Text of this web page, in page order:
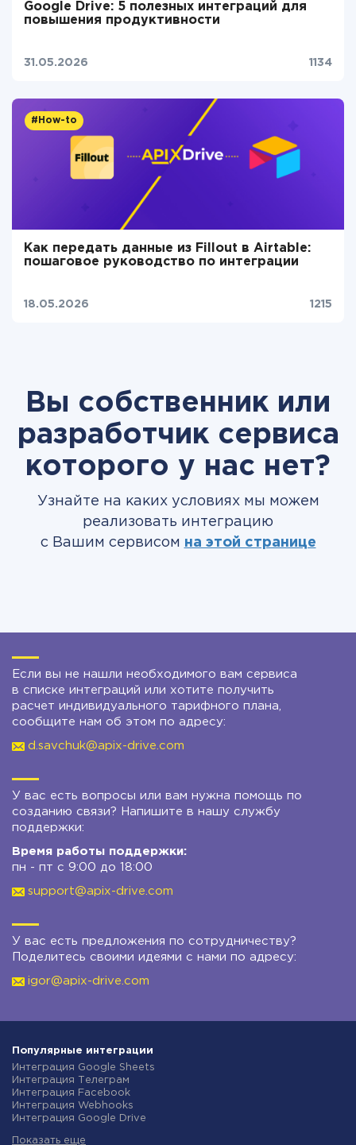
Google Drive: 5 полезных интеграций для
повышения продуктивности
31.05.2026 1134
#How-to
Как передать данные из Fillout в Airtable:
пошаговое руководство по интеграции
18.05.2026 1215
Вы собственник или
разработчик сервиса
которого у нас нет?
Узнайте на каких условиях мы можем
реализовать интеграцию
с Вашим сервисом на этой странице
Если вы не нашли необходимого вам сервиса
в списке интеграций или хотите получить
расчет индивидуального тарифного плана,
сообщите нам об этом по адресу:
d.savchuk@apix-drive.com
У вас есть вопросы или вам нужна помощь по
созданию связи? Напишите в нашу службу
поддержки:
Время работы поддержки:
пн - пт с 9:00 до 18:00
support@apix-drive.com
У вас есть предложения по сотрудничеству?
Поделитесь своими идеями с нами по адресу:
igor@apix-drive.com
Популярные интеграции
Интеграция Google Sheets
Интеграция Телеграм
Интеграция Facebook
Интеграция Webhooks
Интеграция Google Drive
Показать еще